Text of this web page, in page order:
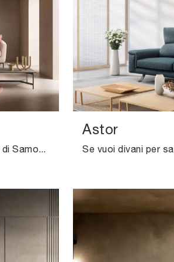
Con salotti e divani lineari di Samoa come il modello Crisp in tessuto, potrai ultimare il tuo progetto d'arredo.
Astor